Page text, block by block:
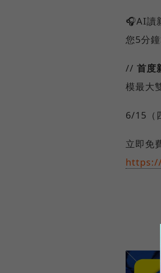
🎧AI讀
您5分
// 首度
模最大
6/15（
立即免